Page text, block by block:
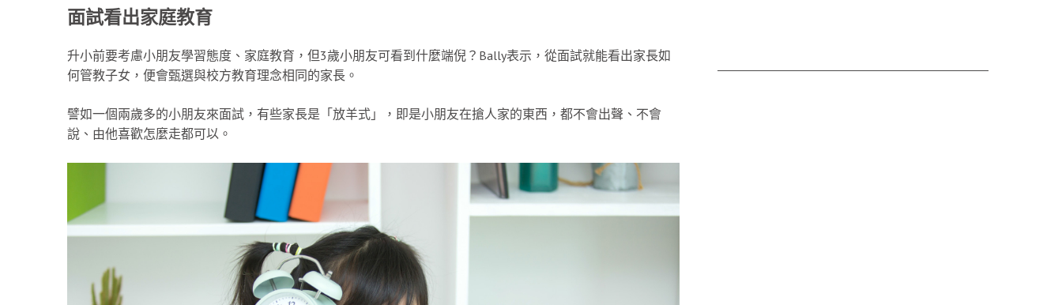
面試看出家庭教育
升小前要考慮小朋友學習態度、家庭教育，但3歲小朋友可看到什麼端倪？Bally表示，從面試就能看出家長如
何管教子女，便會甄選與校方教育理念相同的家長。
譬如一個兩歲多的小朋友來面試，有些家長是「放羊式」，即是小朋友在搶人家的東西，都不會出聲、不會
說、由他喜歡怎麼走都可以。